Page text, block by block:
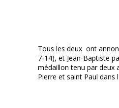
Tous les deux ont
7-14), et Jean-Baptiste
médaillon tenu par deux
Pierre et saint Paul dans